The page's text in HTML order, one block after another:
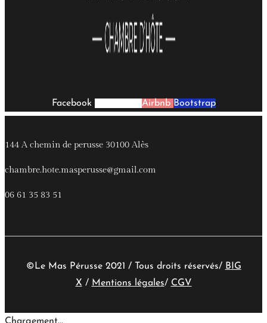
Facebook Airbnb Bootstrap
144 A chemin de perusse 30100 Alès
chambre.hote.masperusse@gmail.com
06 61 35 83 51
©Le Mas Pérusse 2021 / Tous droits réservés/ BIG
X / Mentions légales/ CGV